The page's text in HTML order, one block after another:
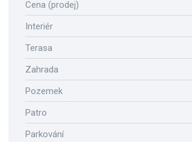
Cena (prodej)
Interiér
Terasa
Zahrada
Pozemek
Patro
Parkování